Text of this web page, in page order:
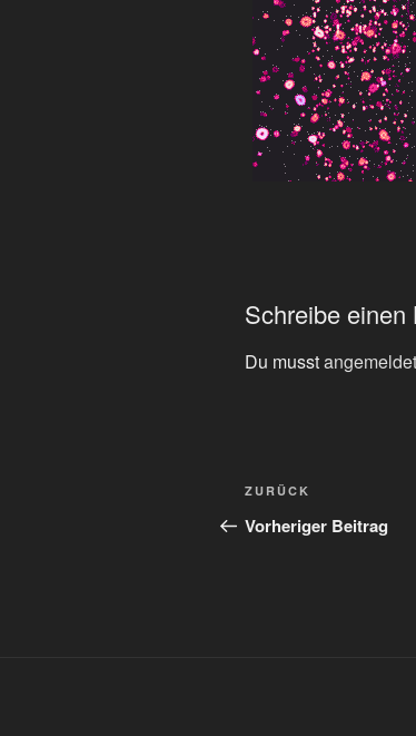
Schreibe einen
Du musstangemeldet
Vorheriger
Beitrag
ZURÜCK
Vorheriger Beitrag